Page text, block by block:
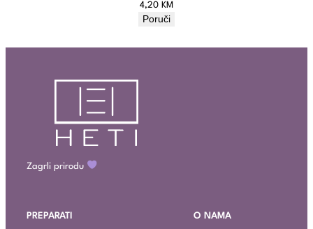
4,20 KM
Poruči
Zagrli prirodu
PREPARATI O NAMA